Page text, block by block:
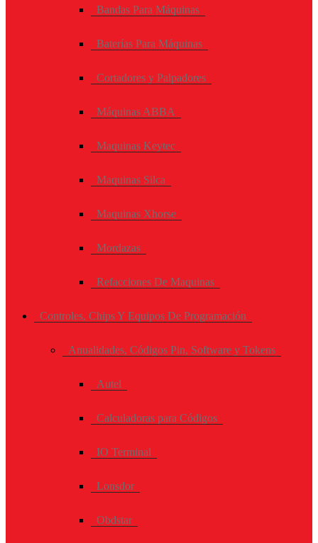
Bandas Para Máquinas
Baterías Para Máquinas
Cortadores y Palpadores
Máquinas ABBA
Maquinas Keytec
Maquinas Silca
Maquinas Xhorse
Mordazas
Refacciones De Maquinas
Controles, Chips Y Equipos De Programación
Anualidades, Códigos Pin, Software y Tokens
Autel
Calculadoras para Códigos
IO Terminal
Lonsdor
Obdstar